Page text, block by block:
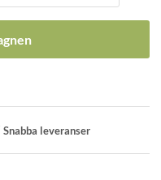
Snabba leveranser